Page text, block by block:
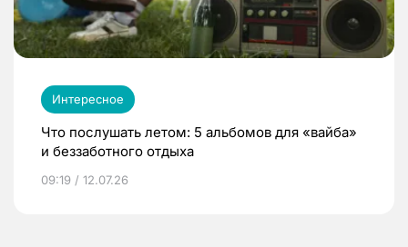
Интересное
Что послушать летом: 5 альбомов для «вайба»
и беззаботного отдыха
09:19 / 12.07.26